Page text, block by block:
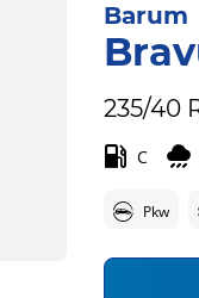
Barum
235/40
C
Pkw